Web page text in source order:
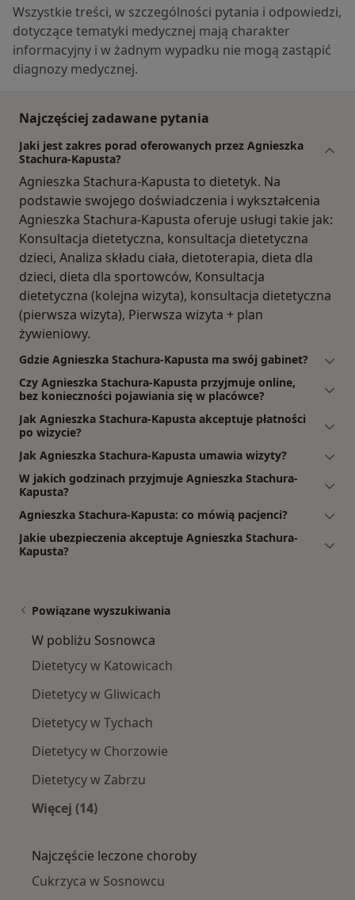
Wszystkie treści, w szczególności pytania i odpowiedzi,
dotyczące tematyki medycznej mają charakter
informacyjny i w żadnym wypadku nie mogą zastąpić
diagnozy medycznej.
Najczęściej zadawane pytania
Jaki jest zakres porad oferowanych przez Agnieszka
Stachura-Kapusta?
Agnieszka Stachura-Kapusta to dietetyk. Na
podstawie swojego doświadczenia i wykształcenia
Agnieszka Stachura-Kapusta oferuje usługi takie jak:
Konsultacja dietetyczna, konsultacja dietetyczna
dzieci, Analiza składu ciała, dietoterapia, dieta dla
dzieci, dieta dla sportowców, Konsultacja
dietetyczna (kolejna wizyta), konsultacja dietetyczna
(pierwsza wizyta), Pierwsza wizyta + plan
żywieniowy.
Gdzie Agnieszka Stachura-Kapusta ma swój gabinet?
Czy Agnieszka Stachura-Kapusta przyjmuje online,
bez konieczności pojawiania się w placówce?
Jak Agnieszka Stachura-Kapusta akceptuje płatności
po wizycie?
Jak Agnieszka Stachura-Kapusta umawia wizyty?
W jakich godzinach przyjmuje Agnieszka Stachura-
Kapusta?
Agnieszka Stachura-Kapusta: co mówią pacjenci?
Jakie ubezpieczenia akceptuje Agnieszka Stachura-
Kapusta?
Powiązane wyszukiwania
W pobliżu Sosnowca
Dietetycy w Katowicach
Dietetycy w Gliwicach
Dietetycy w Tychach
Dietetycy w Chorzowie
Dietetycy w Zabrzu
Więcej (14)
Najczęście leczone choroby
Cukrzyca w Sosnowcu